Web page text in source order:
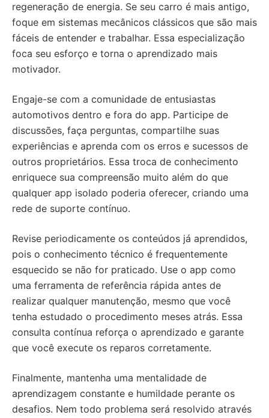
regeneração de energia. Se seu carro é mais antigo,
foque em sistemas mecânicos clássicos que são mais
fáceis de entender e trabalhar. Essa especialização
foca seu esforço e torna o aprendizado mais
motivador.
Engaje-se com a comunidade de entusiastas
automotivos dentro e fora do app. Participe de
discussões, faça perguntas, compartilhe suas
experiências e aprenda com os erros e sucessos de
outros proprietários. Essa troca de conhecimento
enriquece sua compreensão muito além do que
qualquer app isolado poderia oferecer, criando uma
rede de suporte contínuo.
Revise periodicamente os conteúdos já aprendidos,
pois o conhecimento técnico é frequentemente
esquecido se não for praticado. Use o app como
uma ferramenta de referência rápida antes de
realizar qualquer manutenção, mesmo que você
tenha estudado o procedimento meses atrás. Essa
consulta contínua reforça o aprendizado e garante
que você execute os reparos corretamente.
Finalmente, mantenha uma mentalidade de
aprendizagem constante e humildade perante os
desafios. Nem todo problema será resolvido através